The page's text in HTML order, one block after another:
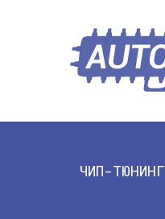
ЧИП-ТЮНИНГ